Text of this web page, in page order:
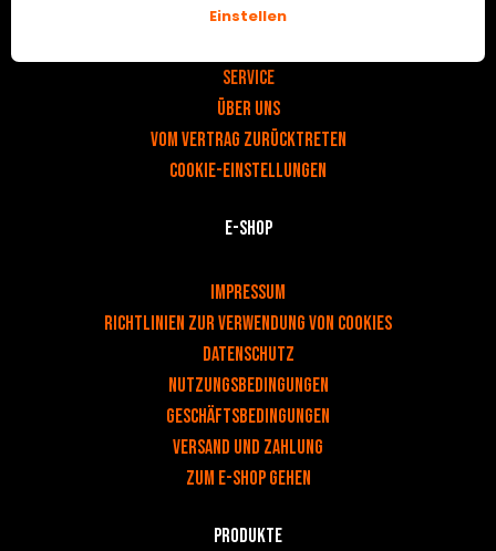
v
Service
Über uns
Vom Vertrag zurücktreten
Cookie-Einstellungen
E-Shop
Impressum
Richtlinien zur Verwendung von Cookies
DATENSCHUTZ
NUTZUNGSBEDINGUNGEN
Geschäftsbedingungen
Versand und Zahlung
Zum e-shop gehen
Produkte
Einstellen